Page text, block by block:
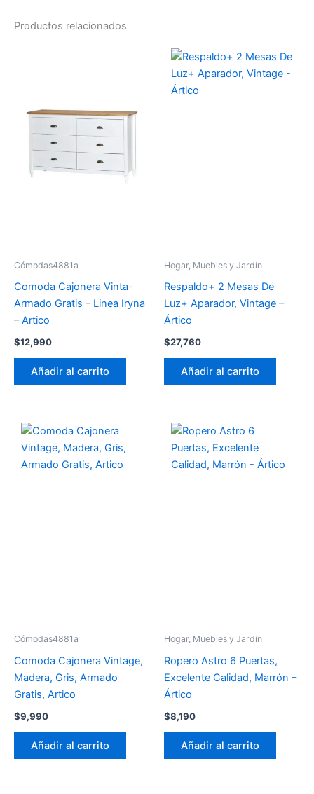
Productos relacionados
Cómodas4881a
Comoda Cajonera Vinta-
Armado Gratis – Linea Iryna
– Artico
$12,990
Añadir al carrito
Hogar, Muebles y Jardín
Respaldo+ 2 Mesas De
Luz+ Aparador, Vintage –
Ártico
$27,760
Añadir al carrito
Cómodas4881a
Comoda Cajonera Vintage,
Madera, Gris, Armado
Gratis, Artico
$9,990
Añadir al carrito
Hogar, Muebles y Jardín
Ropero Astro 6 Puertas,
Excelente Calidad, Marrón –
Ártico
$8,190
Añadir al carrito